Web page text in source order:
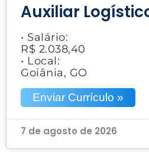
Auxiliar
• Salário:
R$ 2.038,40
• Local:
Goiânia, GO
Enviar Currículo »
7 de agosto de 2026